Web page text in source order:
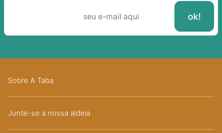
Sobre A Taba
Junte-se a nossa aldeia